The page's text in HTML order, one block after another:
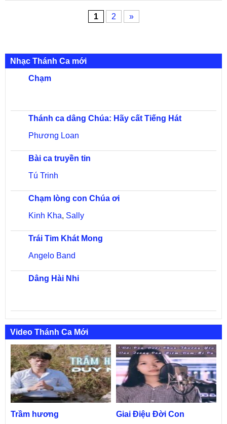
Dấu Chân
1
2 »
Nhạc Thánh Ca mới
Chạm
Thánh ca dâng Chúa: Hãy cất Tiếng Hát
Phương Loan
Bài ca truyền tin
Tú Trinh
Chạm lòng con Chúa ơi
Kinh Kha, Sally
Trái Tim Khát Mong
Angelo Band
Dâng Hài Nhi
Video Thánh Ca Mới
Trầm hương Giai Điệu Đời Con